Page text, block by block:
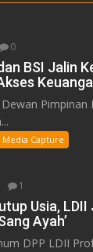
0
BSI Jalin
Dewan Pimpinan
Media Capture
1
Usia,
Ayah’
DPP LDII